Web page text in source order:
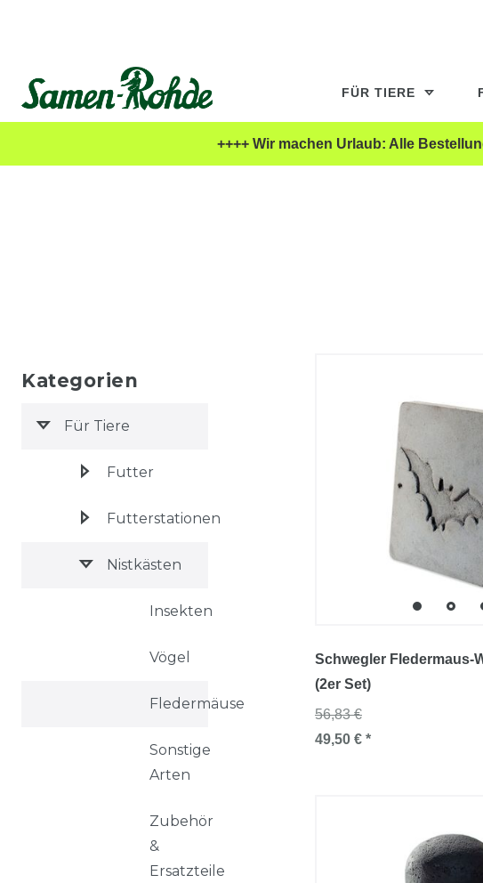
FÜR TIERE
++++ Wir machen Urlaub: Alle
Kategorien
Für Tiere
Futter
Futterstationen
Nistkästen
Insekten
Vögel
Fledermäuse
Sonstige
Arten
Zubehör
&
Ersatzteile
Schwegler Fledermaus-
(2er Set)
56,83 €
49,50 € *